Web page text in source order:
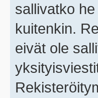
sallivatko
kuitenkin.
eivät ole